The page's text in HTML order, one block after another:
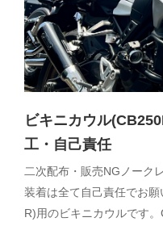
ビキニカウル
工・自己責任
二次配布・販売NGノーク
装着は全て自己責任でお
R)用のビキニカウルです